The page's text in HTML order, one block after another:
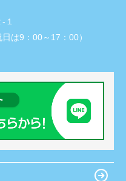
１
は9：00～17：00）